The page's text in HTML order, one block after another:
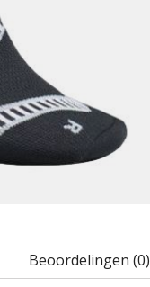
Beoordelingen (0)